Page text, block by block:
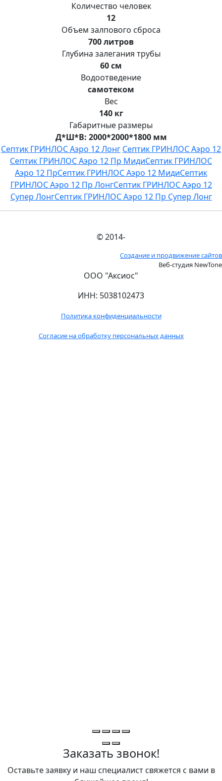
Количество человек
12
Объем залпового сброса
700 литров
Глубина залегания трубы
60 см
Водоотведение
самотеком
Вес
140 кг
Габаритные размеры
Д*Ш*В: 2000*2000*1800 мм
Септик ГРИНЛОС Аэро 12 Лонг Септик ГРИНЛОС Аэро 12
Септик ГРИНЛОС Аэро 12 Пр МидиСептик ГРИНЛОС
Аэро 12 ПрСептик ГРИНЛОС Аэро 12 МидиСептик
ГРИНЛОС Аэро 12 Пр ЛонгСептик ГРИНЛОС Аэро 12
Супер ЛонгСептик ГРИНЛОС Аэро 12 Пр Супер Лонг
© 2014-
Создание и продвижение сайтов
Веб-студия NewTone
ООО "Аксиос"
ИНН: 5038102473
Политика конфиденциальности
Согласие на обработку персональных данных
Заказать звонок!
Оставьте заявку и наш специалист свяжется с вами в